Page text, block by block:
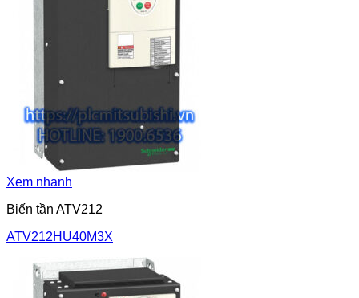
Xem nhanh
Biến tần ATV212
ATV212HU40M3X